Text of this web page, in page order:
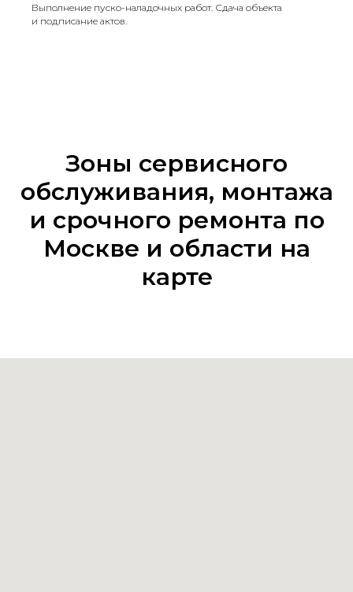
Выполнение пуско-наладочных работ. Сдача объекта
и подписание актов.
Зоны сервисного
обслуживания, монтажа
и срочного ремонта по
Москве и области на
карте